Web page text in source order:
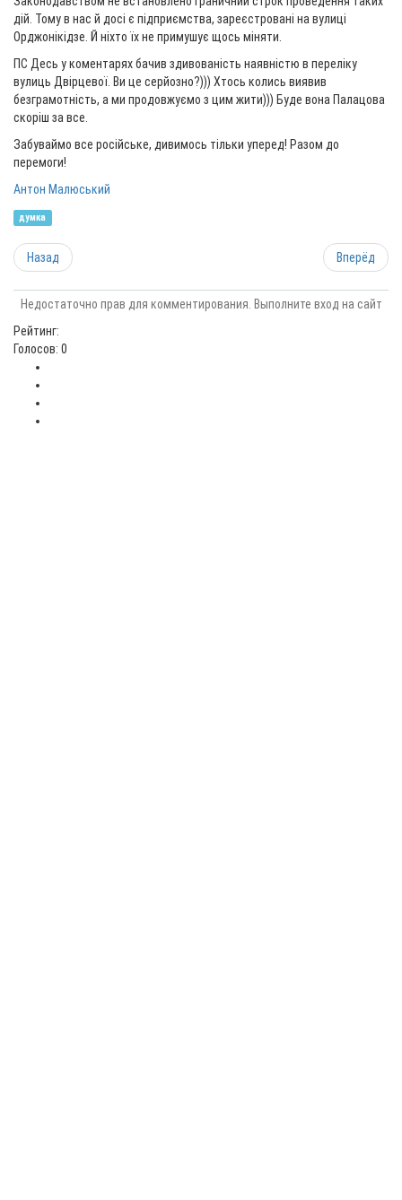
дій. Тому в нас й досі є підприємства, зареєстровані на вулиці
Орджонікідзе. Й ніхто їх не примушує щось міняти.
ПС Десь у коментарях бачив здивованість наявністю в переліку
вулиць Двірцевої. Ви це серйозно?))) Хтось колись виявив
безграмотність, а ми продовжуємо з цим жити))) Буде вона Палацова
скоріш за все.
Забуваймо все російське, дивимось тільки уперед! Разом до
перемоги!
Антон Малюський
думка
Назад Вперёд
Недостаточно прав для комментирования. Выполните вход на сайт
Рейтинг:
Голосов: 0